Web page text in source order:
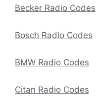
Becker Radio Codes
Bosch Radio Codes
BMW Radio Codes
Citan Radio Codes